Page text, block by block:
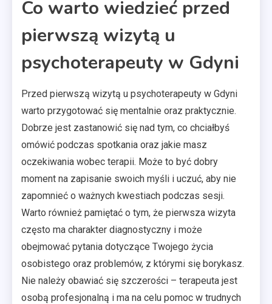
Co warto wiedzieć przed
pierwszą wizytą u
psychoterapeuty w Gdyni
Przed pierwszą wizytą u psychoterapeuty w Gdyni
warto przygotować się mentalnie oraz praktycznie.
Dobrze jest zastanowić się nad tym, co chciałbyś
omówić podczas spotkania oraz jakie masz
oczekiwania wobec terapii. Może to być dobry
moment na zapisanie swoich myśli i uczuć, aby nie
zapomnieć o ważnych kwestiach podczas sesji.
Warto również pamiętać o tym, że pierwsza wizyta
często ma charakter diagnostyczny i może
obejmować pytania dotyczące Twojego życia
osobistego oraz problemów, z którymi się borykasz.
Nie należy obawiać się szczerości – terapeuta jest
osobą profesjonalną i ma na celu pomoc w trudnych